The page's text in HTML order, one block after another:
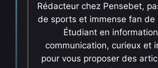
Rédacteur chez Pensebet,
de sports et immense fan de
Étudiant en
communication, curieux et
pour vous proposer des